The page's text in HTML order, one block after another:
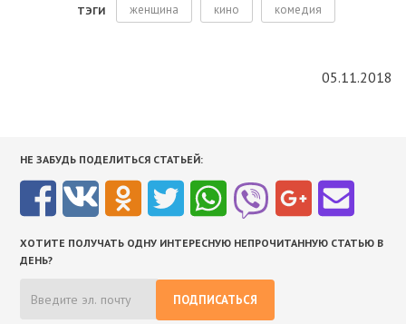
ТЭГИ женщина кино комедия
05.11.2018
НЕ ЗАБУДЬ ПОДЕЛИТЬСЯ СТАТЬЕЙ:
ХОТИТЕ ПОЛУЧАТЬ ОДНУ ИНТЕРЕСНУЮ НЕПРОЧИТАННУЮ СТАТЬЮ В
ДЕНЬ?
ПОДПИСАТЬСЯ